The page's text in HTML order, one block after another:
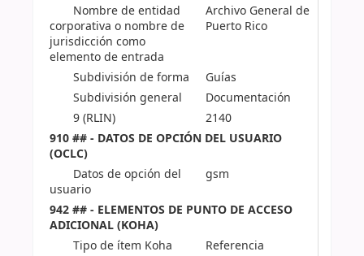
Nombre de entidad
corporativa o nombre de
jurisdicción como
elemento de entrada
Archivo General de
Puerto Rico
Subdivisión de forma
Guías
Subdivisión general
Documentación
9 (RLIN)
2140
910 ## - DATOS DE OPCIÓN DEL USUARIO
(OCLC)
Datos de opción del
usuario
gsm
942 ## - ELEMENTOS DE PUNTO DE ACCESO
ADICIONAL (KOHA)
Tipo de ítem Koha
Referencia